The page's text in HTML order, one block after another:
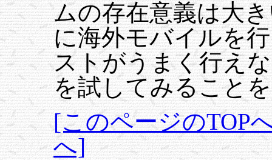
ムの存在意義は大
に海外モバイルを
ストがうまく行え
を試してみること
[このページのTOP
へ]